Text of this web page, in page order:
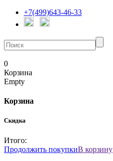
+7(499)643-46-33
0
Корзина
Empty
Корзина
Скидка
Итого:
Продолжить покупкиВ корзину